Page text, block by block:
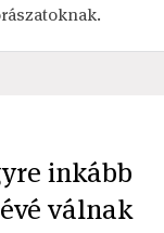
inkább
válnak